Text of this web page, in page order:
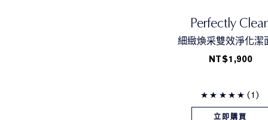
Perfectly
細緻煥采雙效淨化潔
NT$1,900
(1)
立即購買